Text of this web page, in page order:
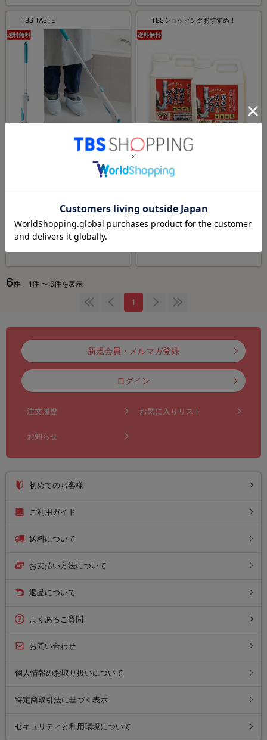
TBS TASTE
コードレス電動掃除ブラシ アク
¥7,980
TBSショッピングおすすめ！
特別価格
排水口スパイダージェル／(排水
¥9,960
¥8,980
ほか1商品
6件 1件 〜 6件を表示
1
新規会員・メルマガ登録
ログイン
注文履歴 お気に入りリスト
お知らせ
初めてのお客様
ご利用ガイド
送料について
お支払い方法について
返品について
よくあるご質問
お問い合わせ
個人情報のお取り扱いについて
特定商取引法に基づく表示
セキュリティと利用環境について